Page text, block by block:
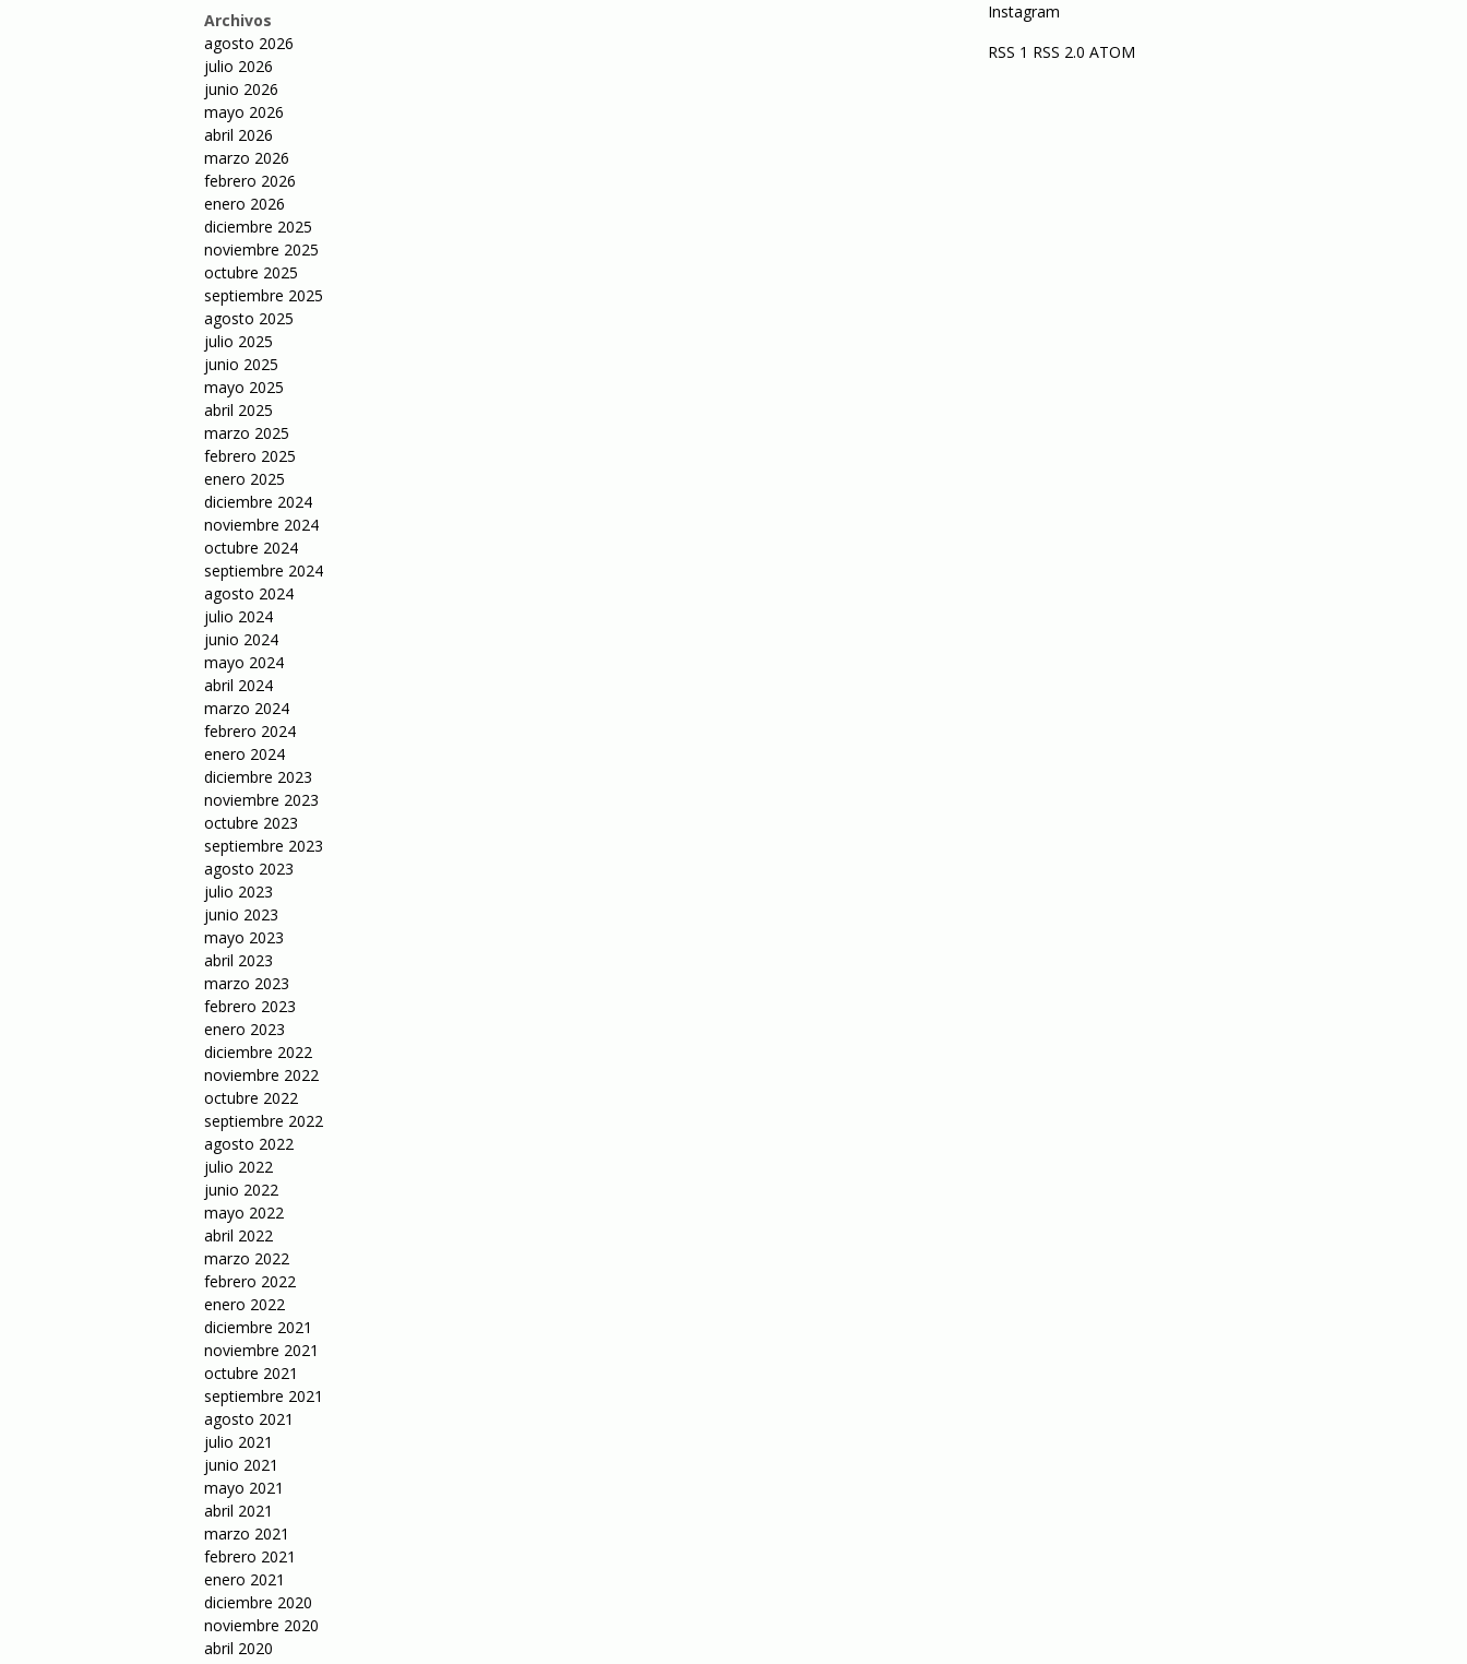
Archivos
agosto 2026
julio 2026
junio 2026
mayo 2026
abril 2026
marzo 2026
febrero 2026
enero 2026
diciembre 2025
noviembre 2025
octubre 2025
septiembre 2025
agosto 2025
julio 2025
junio 2025
mayo 2025
abril 2025
marzo 2025
febrero 2025
enero 2025
diciembre 2024
noviembre 2024
octubre 2024
septiembre 2024
agosto 2024
julio 2024
junio 2024
mayo 2024
abril 2024
marzo 2024
febrero 2024
enero 2024
diciembre 2023
noviembre 2023
octubre 2023
septiembre 2023
agosto 2023
julio 2023
junio 2023
mayo 2023
abril 2023
marzo 2023
febrero 2023
enero 2023
diciembre 2022
noviembre 2022
octubre 2022
septiembre 2022
agosto 2022
julio 2022
junio 2022
mayo 2022
abril 2022
marzo 2022
febrero 2022
enero 2022
diciembre 2021
noviembre 2021
octubre 2021
septiembre 2021
agosto 2021
julio 2021
junio 2021
mayo 2021
abril 2021
marzo 2021
febrero 2021
enero 2021
diciembre 2020
noviembre 2020
abril 2020
Instagram
RSS 1 RSS 2.0 ATOM